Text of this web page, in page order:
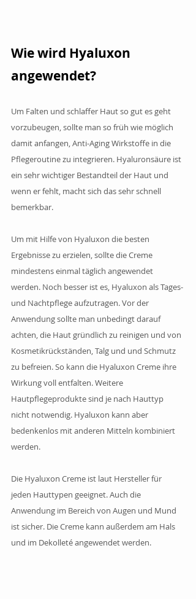
Wie wird Hyaluxon
angewendet?
Um Falten und schlaffer Haut so gut es geht
vorzubeugen, sollte man so früh wie möglich
damit anfangen, Anti-Aging Wirkstoffe in die
Pflegeroutine zu integrieren. Hyaluronsäure ist
ein sehr wichtiger Bestandteil der Haut und
wenn er fehlt, macht sich das sehr schnell
bemerkbar.
Um mit Hilfe von Hyaluxon die besten
Ergebnisse zu erzielen, sollte die Creme
mindestens einmal täglich angewendet
werden. Noch besser ist es, Hyaluxon als Tages-
und Nachtpflege aufzutragen. Vor der
Anwendung sollte man unbedingt darauf
achten, die Haut gründlich zu reinigen und von
Kosmetikrückständen, Talg und und Schmutz
zu befreien. So kann die Hyaluxon Creme ihre
Wirkung voll entfalten. Weitere
Hautpflegeprodukte sind je nach Hauttyp
nicht notwendig. Hyaluxon kann aber
bedenkenlos mit anderen Mitteln kombiniert
werden.
Die Hyaluxon Creme ist laut Hersteller für
jeden Hauttypen geeignet. Auch die
Anwendung im Bereich von Augen und Mund
ist sicher. Die Creme kann außerdem am Hals
und im Dekolleté angewendet werden.